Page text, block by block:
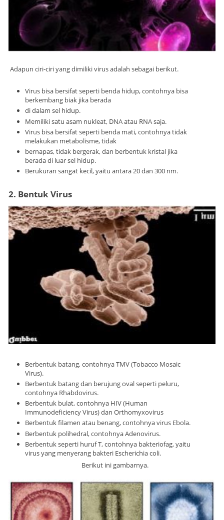
Adapun ciri-ciri yang dimiliki virus adalah sebagai berikut.
Virus bisa bersifat seperti benda hidup, contohnya bisa
berkembang biak jika berada
di dalam sel hidup.
Memiliki satu asam nukleat, DNA atau RNA saja.
Virus bisa bersifat seperti benda mati, contohnya tidak
melakukan metabolisme, tidak
bernapas, tidak bergerak, dan berbentuk kristal jika
berada di luar sel hidup.
Berukuran sangat kecil, yaitu antara 20 dan 300 nm.
2. Bentuk Virus
Berbentuk batang, contohnya TMV (Tobacco Mosaic
Virus).
Berbentuk batang dan berujung oval seperti peluru,
contohnya Rhabdovirus.
Berbentuk bulat, contohnya HIV (Human
Immunodeficiency Virus) dan Orthomyxovirus
Berbentuk filamen atau benang, contohnya virus Ebola.
Berbentuk polihedral, contohnya Adenovirus.
Berbentuk seperti huruf T, contohnya bakteriofag, yaitu
virus yang menyerang bakteri Escherichia coli.
Berikut ini gambarnya.